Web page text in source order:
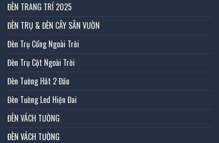
ĐÈN TRANG TRÍ 2025
ĐÈN TRỤ & ĐÈN CÂY SÂN VƯỜN
Đèn Trụ Cổng Ngoài Trời
Đèn Trụ Cột Ngoài Trời
Đèn Tường Hắt 2 Đầu
Đèn Tường Led Hiện Đai
ĐÈN VÁCH TƯỜNG
ĐÈN VÁCH TƯỜNG